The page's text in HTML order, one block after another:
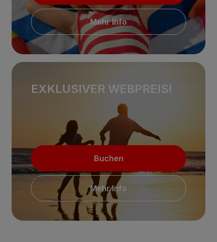
Mehr Info
EXKLUSIVER WEBPREIS!
Buchen
Mehr Info